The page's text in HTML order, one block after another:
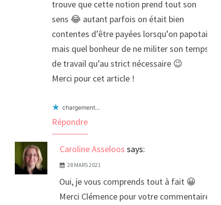
trouve que cette notion prend tout son
sens 😂 autant parfois on était bien
contentes d’être payées lorsqu’on papotait,
mais quel bonheur de ne militer son temps
de travail qu’au strict nécessaire 😉
Merci pour cet article !
chargement…
Répondre
Caroline Asseloos says:
28 MARS 2021
Oui, je vous comprends tout à fait 😀
Merci Clémence pour votre commentaire